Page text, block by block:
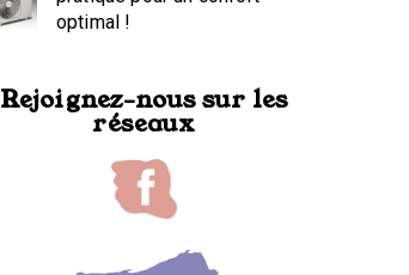
optimal !
Rejoignez-nous sur les
réseaux